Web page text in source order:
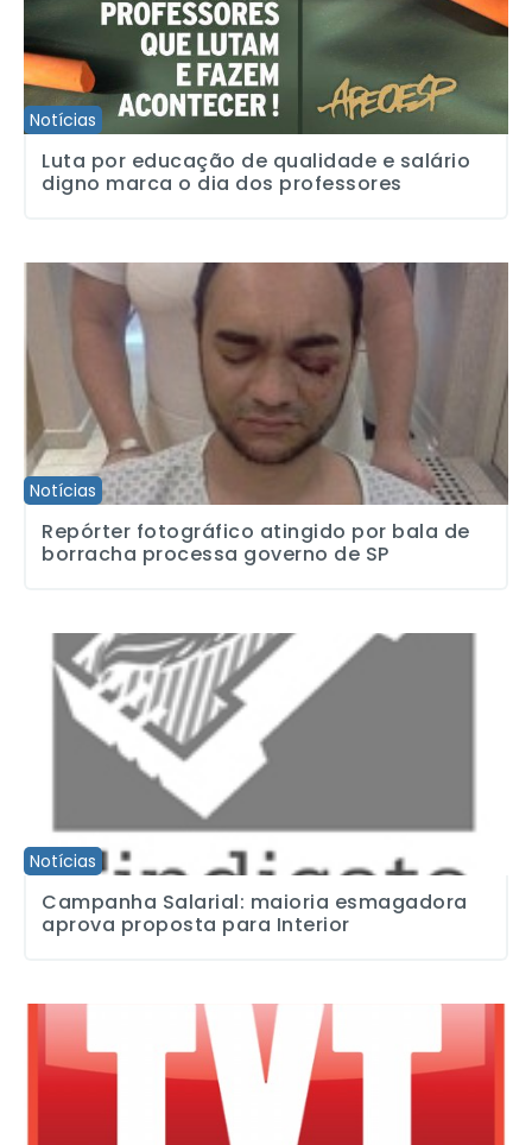
Notícias
Luta por educação de qualidade e salário
digno marca o dia dos professores
Notícias
Repórter fotográfico atingido por bala de borracha processa
Repórter fotográfico atingido por bala de
borracha processa governo de SP
Notícias
Campanha Salarial: maioria esmagadora aprova proposta para
Campanha Salarial: maioria esmagadora
aprova proposta para Interior
Comissão da TVT e ABCD Maior conquista mais benefícios aos